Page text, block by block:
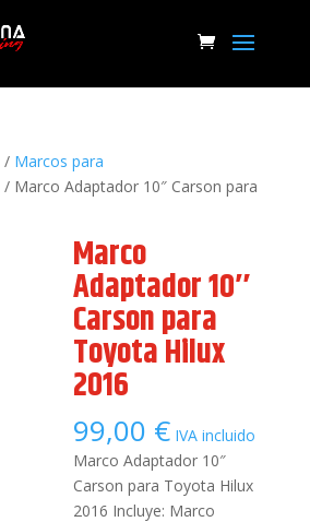
/ Marcos para
/ Marco Adaptador 10″ Carson para
Marco
Adaptador 10″
Carson para
Toyota Hilux
2016
99,00 € IVA incluido
Marco Adaptador 10″
Carson para Toyota Hilux
2016 Incluye: Marco